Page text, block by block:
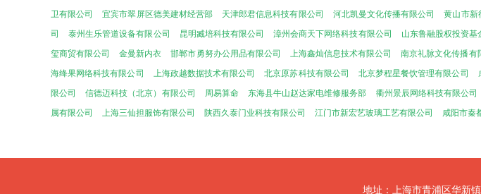
卫有限公司
宜宾市翠屏区德美建材经营部 天津郎君信息科技有限公司 河北凯曼文化传播有限公司 黄山市新
司
泰州生乐管道设备有限公司 昆明臧培科技有限公司 漳州会商天下网络科技有限公司 山东鲁融股权投资基
玺商贸有限公司
金曼新内衣 邯郸市勇努办公用品有限公司 上海鑫灿信息技术有限公司 南京礼脉文化传播有
海绛果网络科技有限公司
上海政越数据技术有限公司 北京原苏科技有限公司 北京梦程星餐饮管理有限公司
限公司
信德迈科技（北京）有限公司 周易算命 东海县牛山赵达家电维修服务部 衢州景辰网络科技有限公司
属有限公司
上海三仙担服饰有限公司 陕西久泰门业科技有限公司 江门市新宏艺玻璃工艺有限公司 咸阳市秦
地址：上海市青浦区华新